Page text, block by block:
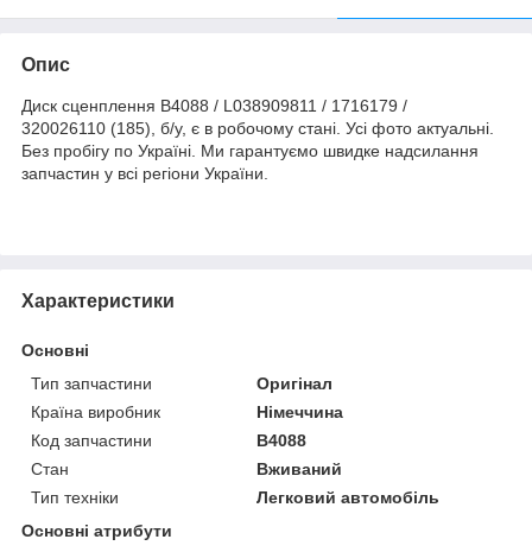
Опис
Диск сценплення B4088 / L038909811 / 1716179 /
320026110 (185), б/у, є в робочому стані. Усі фото актуальні.
Без пробігу по Україні. Ми гарантуємо швидке надсилання
запчастин у всі регіони України.
Характеристики
Основні
Тип запчастини
Оригінал
Країна виробник
Німеччина
Код запчастини
B4088
Стан
Вживаний
Тип техніки
Легковий автомобіль
Основні атрибути